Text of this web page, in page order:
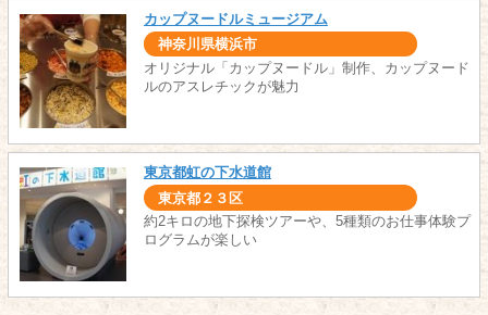
カップヌードルミュージアム
神奈川県横浜市
オリジナル「カップヌードル」制作、カップヌード
ルのアスレチックが魅力
東京都虹の下水道館
東京都２３区
約2キロの地下探検ツアーや、5種類のお仕事体験プ
ログラムが楽しい